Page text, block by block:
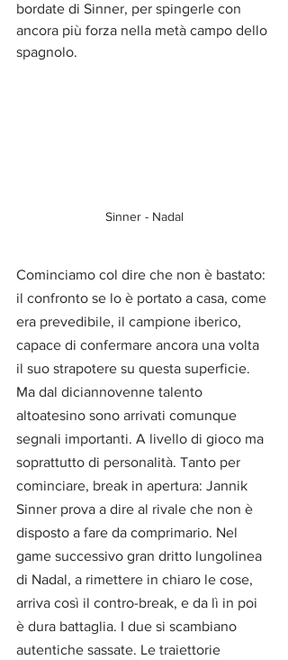
bordate di Sinner, per spingerle con
ancora più forza nella metà campo dello
spagnolo.
Sinner - Nadal
Cominciamo col dire che non è bastato:
il confronto se lo è portato a casa, come
era prevedibile, il campione iberico,
capace di confermare ancora una volta
il suo strapotere su questa superficie.
Ma dal diciannovenne talento
altoatesino sono arrivati comunque
segnali importanti. A livello di gioco ma
soprattutto di personalità. Tanto per
cominciare, break in apertura: Jannik
Sinner prova a dire al rivale che non è
disposto a fare da comprimario. Nel
game successivo gran dritto lungolinea
di Nadal, a rimettere in chiaro le cose,
arriva così il contro-break, e da lì in poi
è dura battaglia. I due si scambiano
autentiche sassate. Le traiettorie